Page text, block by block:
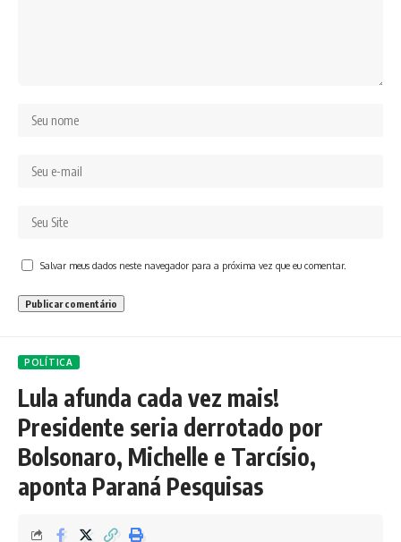
Salvar meus dados neste navegador para a próxima vez que eu comentar.
POLÍTICA
Lula afunda cada vez mais!
Presidente seria derrotado por
Bolsonaro, Michelle e Tarcísio,
aponta Paraná Pesquisas